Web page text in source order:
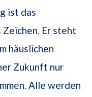
ist das
Er steht
häuslichen
Zukunft nur
Alle werden